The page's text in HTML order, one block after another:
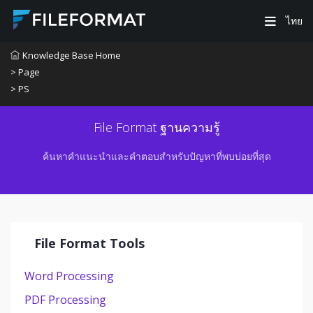
ไทย
Knowledge Base Home
> Page
> PS
File Format ฐานความรู้
ค้นหาคำแนะนำและคำตอบสำหรับปัญหาที่พบบ่อยที่สุด
File Format Tools
Word Processing
PDF Processing